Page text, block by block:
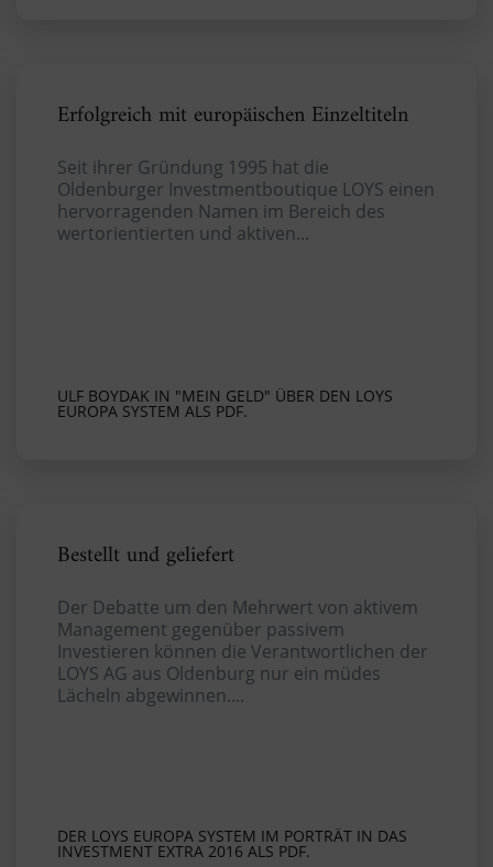
Erfolgreich mit europäischen Einzeltiteln
Seit ihrer Gründung 1995 hat die
Oldenburger Investmentboutique LOYS einen
hervorragenden Namen im Bereich des
wertorientierten und aktiven...
ULF BOYDAK IN "MEIN GELD" ÜBER DEN LOYS
EUROPA SYSTEM ALS PDF.
Bestellt und geliefert
Der Debatte um den Mehrwert von aktivem
Management gegenüber passivem
Investieren können die Verantwortlichen der
LOYS AG aus Oldenburg nur ein müdes
Lächeln abgewinnen....
DER LOYS EUROPA SYSTEM IM PORTRÄT IN DAS
INVESTMENT EXTRA 2016 ALS PDF.